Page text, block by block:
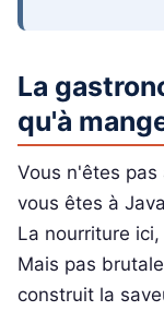
La
qu'à
Vous n'êtes pas
vous êtes à
La nourriture
Mais pas
construit la